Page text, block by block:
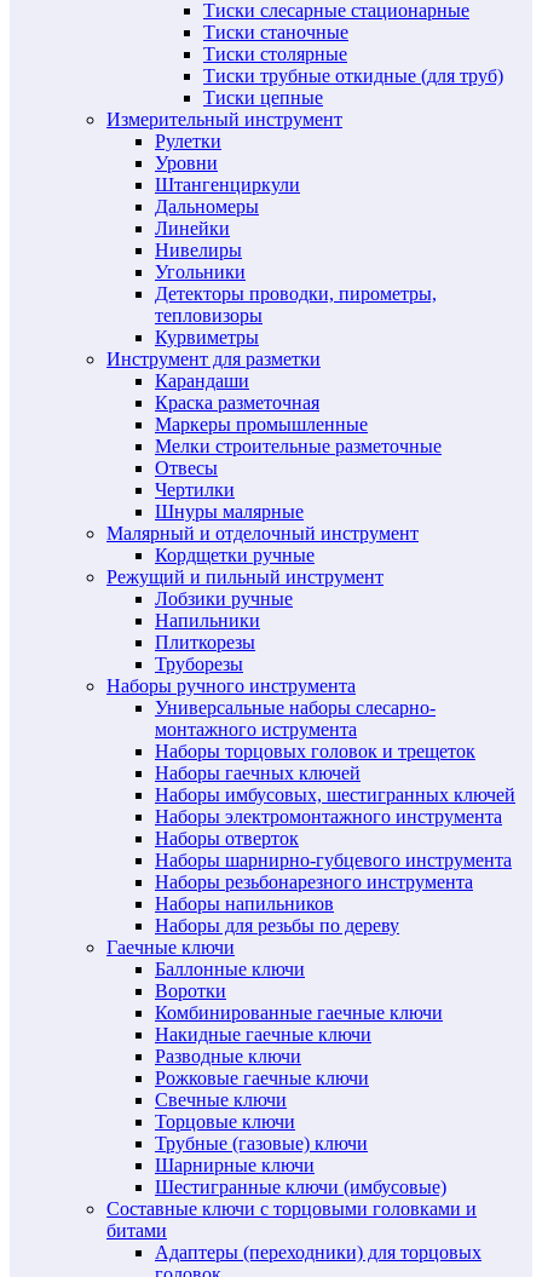
Тиски слесарные стационарные
Тиски станочные
Тиски столярные
Тиски трубные откидные (для труб)
Тиски цепные
Измерительный инструмент
Рулетки
Уровни
Штангенциркули
Дальномеры
Линейки
Нивелиры
Угольники
Детекторы проводки, пирометры,
тепловизоры
Курвиметры
Инструмент для разметки
Карандаши
Краска разметочная
Маркеры промышленные
Мелки строительные разметочные
Отвесы
Чертилки
Шнуры малярные
Малярный и отделочный инструмент
Кордщетки ручные
Режущий и пильный инструмент
Лобзики ручные
Напильники
Плиткорезы
Труборезы
Наборы ручного инструмента
Универсальные наборы слесарно-
монтажного иструмента
Наборы торцовых головок и трещеток
Наборы гаечных ключей
Наборы имбусовых, шестигранных ключей
Наборы электромонтажного инструмента
Наборы отверток
Наборы шарнирно-губцевого инструмента
Наборы резьбонарезного инструмента
Наборы напильников
Наборы для резьбы по дереву
Гаечные ключи
Баллонные ключи
Воротки
Комбинированные гаечные ключи
Накидные гаечные ключи
Разводные ключи
Рожковые гаечные ключи
Свечные ключи
Торцовые ключи
Трубные (газовые) ключи
Шарнирные ключи
Шестигранные ключи (имбусовые)
Составные ключи с торцовыми головками и
битами
Адаптеры (переходники) для торцовых